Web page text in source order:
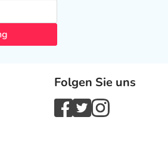
Folgen Sie uns